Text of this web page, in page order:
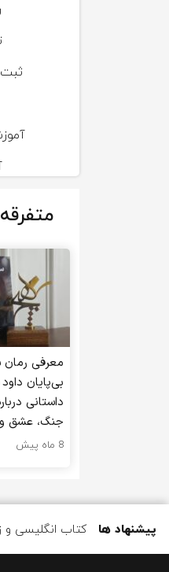
متفرقه
معرفی رمان
بی‌پایان
داستانی
جنگ، عشق
8 ماه پیش
پیشنهاد ها کتاب انگلیسی و